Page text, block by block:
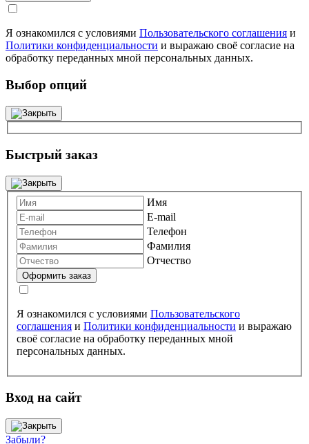
Я ознакомился с условиями Пользовательского соглашения и
Политики конфиденциальности и выражаю своё согласие на
обработку переданных мной персональных данных.
Выбор опций
Быстрый заказ
Имя
E-mail
Телефон
Фамилия
Отчество
Я ознакомился с условиями Пользовательского
соглашения и Политики конфиденциальности и выражаю
своё согласие на обработку переданных мной
персональных данных.
Вход на сайт
Забыли?